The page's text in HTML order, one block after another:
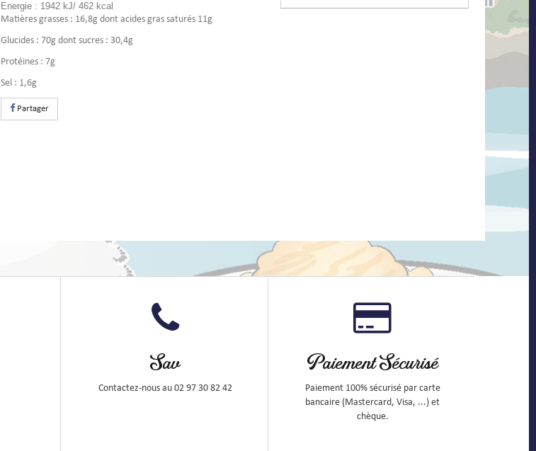
Energie : 1942 kJ/ 462 kcal
Matières grasses : 16,8g dont acides gras saturés 11g
Glucides : 70g dont sucres : 30,4g
Protéines : 7g
Sel : 1,6g
Partager
Sav
Contactez-nous au 02 97 30 82 42
Paiement Sécurisé
Paiement 100% sécurisé par carte
bancaire (Mastercard, Visa, ...) et
chèque.